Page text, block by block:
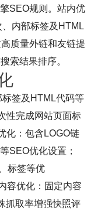
SEO规则。站内优
内部标签及HTML
质量外链和友链提
索结果排序。
签及HTML代码等
性完成网站页面标
化：包含LOGO链
SEO优化设置；
标签等优
容优化：固定内容
抓取率增强快照评